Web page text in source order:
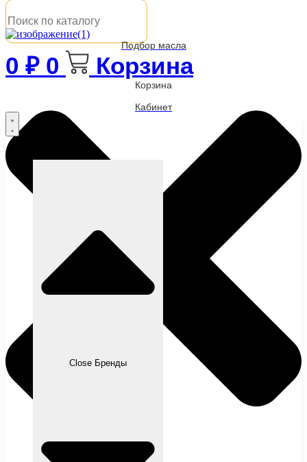
Подбор масла
0 ₽ 0 Корзина
Корзина
Кабинет
Close Бренды